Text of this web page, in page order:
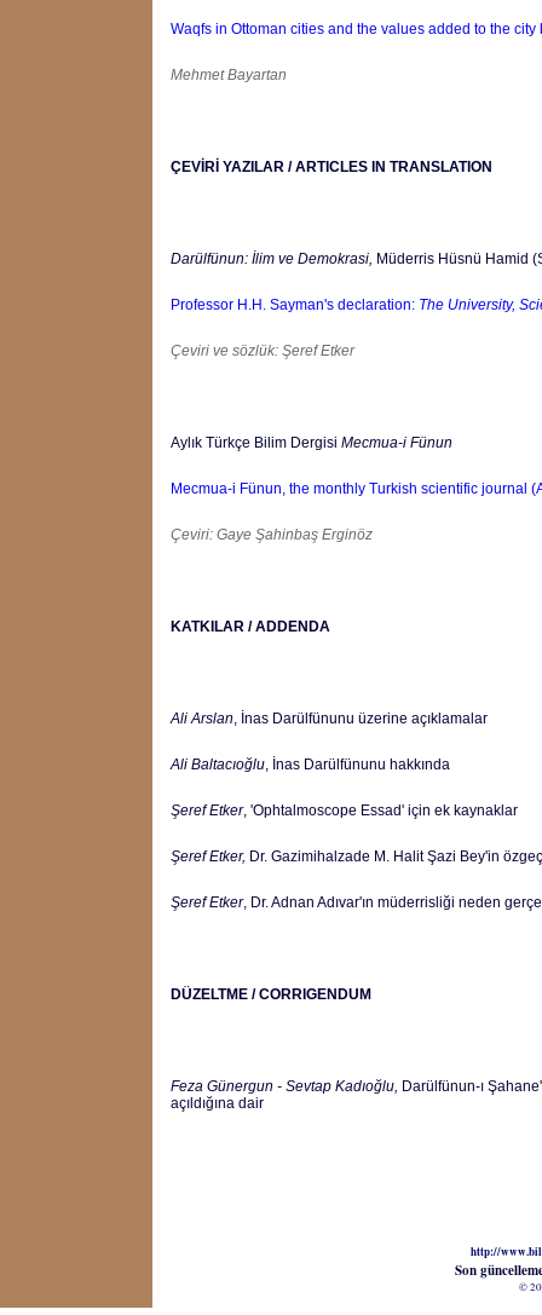
Waqfs in Ottoman cities and the values added to the city
Mehmet Bayartan
ÇEVİRİ YAZILAR / ARTICLES IN TRANSLATION
Darülfünun: İlim ve Demokrasi, Müderris Hüsnü Hamid
Professor H.H. Sayman's declaration: The University,
Çeviri ve sözlük: Şeref Etker
Aylık Türkçe Bilim Dergisi Mecmua-i Fünun
Mecmua-i Fünun, the monthly Turkish scientific journal
Çeviri: Gaye Şahinbaş Erginöz
KATKILAR / ADDENDA
Ali Arslan, İnas Darülfünunu üzerine açıklamalar
Ali Baltacıoğlu, İnas Darülfünunu hakkında
Şeref Etker, 'Ophtalmoscope Essad' için ek kaynaklar
Şeref Etker, Dr. Gazimihalzade M. Halit Şazi Bey'in
Şeref Etker, Dr. Adnan Adıvar'ın müderrisliği neden
DÜZELTME / CORRIGENDUM
Feza Günergun - Sevtap Kadıoğlu, Darülfünun-ı
açıldığına dair
http://
Son
©